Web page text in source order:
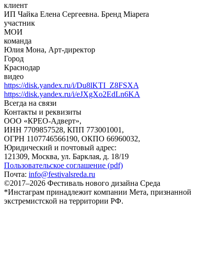
клиент
ИП Чайка Елена Сергеевна. Бренд Miapera
участник
МОИ
команда
Юлия Мона, Арт-директор
Город
Краснодар
видео
https://disk.yandex.ru/i/Du8lKTI_Z8FSXA
https://disk.yandex.ru/i/eJXgXo2EdLn6KA
Всегда на связи
Контакты и реквизиты
ООО «КРЕО‐Адверт»,
ИНН 7709857528, КПП 773001001,
ОГРН 1107746566190, ОКПО 66960032,
Юридический и почтовый адрес:
121309, Москва, ул. Барклая, д. 18/19
Пользовательское соглашение (pdf)
Почта: info@festivalsreda.ru
©2017–2026 Фестиваль нового дизайна Среда
*Инстаграм принадлежит компании Мета, признанной
экстремистской на территории РФ.